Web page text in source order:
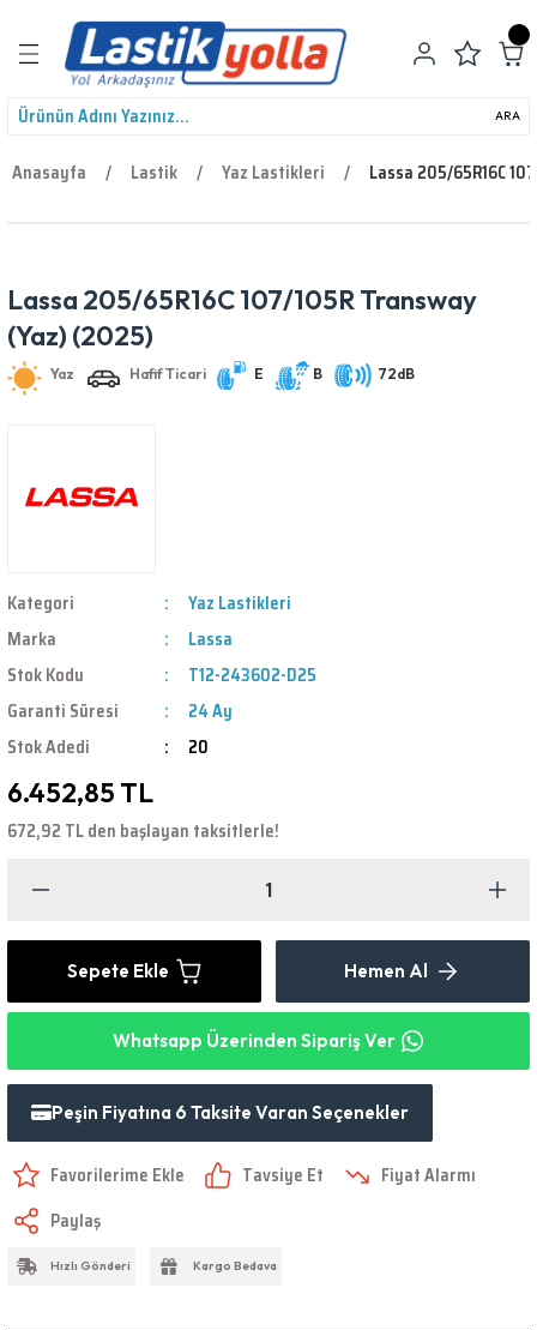
Geri Dön
ARA
Anasayfa Lastik Yaz Lastikleri Lassa 205/65R16C
Lassa 205/65R16C 107/105R Transway
(Yaz) (2025)
Yaz Hafif Ticari E B 72dB
Kategori
Yaz Lastikleri
Marka
Lassa
Stok Kodu
T12-243602-D25
Garanti Süresi
24 Ay
Stok Adedi
20
6.452,85 TL
672,92 TL den başlayan taksitlerle!
Sepete Ekle Hemen Al
Whatsapp Üzerinden Sipariş Ver
Peşin Fiyatına 6 Taksite Varan Seçenekler
Tavsiye Et
Fiyat Alarmı
Paylaş
Hızlı Gönderi Kargo Bedava